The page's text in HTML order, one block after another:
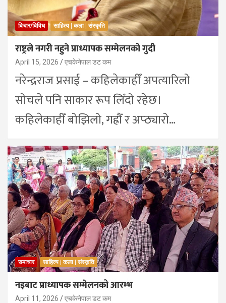
विचार/विविध साहित्य | कला | संस्कृति
राष्ट्रले नगरी नहुने प्राध्यापक सम्मेलनको गुदी
April 15, 2026 एचकेनेपाल डट कम
नरेन्द्रराज प्रसाई – कहिलेकाहीँ अपत्यारिलो
सोचले पनि साकार रूप लिँदो रहेछ।
कहिलेकाहीँ बोझिलो, गह्रौँ र अप्ठ्यारो…
समाचार साहित्य | कला | संस्कृति
नइबाट प्राध्यापक सम्मेलनको आरम्भ
April 11, 2026 एचकेनेपाल डट कम